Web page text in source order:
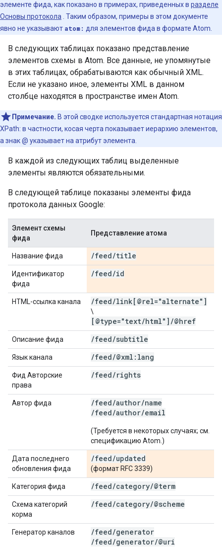
элементе фида, как показано в примерах, приведенных в разделе
Основы протокола . Таким образом, примеры в этом документе
явно не указывают atom: для элементов фида в формате Atom.
В следующих таблицах показано представление
элементов схемы в Atom. Все данные, не упомянутые
в этих таблицах, обрабатываются как обычный XML.
Если не указано иное, элементы XML в данном
столбце находятся в пространстве имен Atom.
Примечание. В этой сводке используется стандартная нотация
XPath: в частности, косая черта показывает иерархию элементов,
а знак @ указывает на атрибут элемента.
В каждой из следующих таблиц выделенные
элементы являются обязательными.
В следующей таблице показаны элементы фида
протокола данных Google:
Элемент схемы
фида
Представление атома
Название фида /feed/title
Идентификатор
фида
/feed/id
HTML-ссылка канала /feed/link[@rel="alternate"]
\
[@type="text/html"] /@href
Описание фида /feed/subtitle
Язык канала /feed/@xml:lang
Фид Авторские
права
/feed/rights
Автор фида
/feed/author/name
/feed/author/email
(Требуется в некоторых случаях; см.
спецификацию Atom.)
Дата последнего
обновления фида
/feed/updated
(формат RFC 3339)
Категория фида /feed/category/@term
Схема категорий
корма
/feed/category/@scheme
Генератор каналов /feed/generator
/feed/generator/@uri